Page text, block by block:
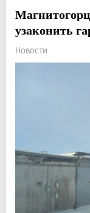
узаконить
Новости